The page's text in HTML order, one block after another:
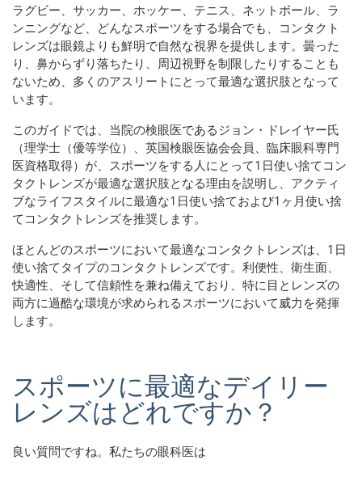
ラグビー、サッカー、ホッケー、テニス、ネットボール、ラ
ンニングなど、どんなスポーツをする場合でも、コンタクト
レンズは眼鏡よりも鮮明で自然な視界を提供します。曇った
り、鼻からずり落ちたり、周辺視野を制限したりすることも
ないため、多くのアスリートにとって最適な選択肢となって
います。
このガイドでは、当院の検眼医であるジョン・ドレイヤー氏
（理学士（優等学位）、英国検眼医協会会員、臨床眼科専門
医資格取得）が、スポーツをする人にとって1日使い捨てコン
タクトレンズが最適な選択肢となる理由を説明し、アクティ
ブなライフスタイルに最適な1日使い捨ておよび1ヶ月使い捨
てコンタクトレンズを推奨します。
ほとんどのスポーツにおいて最適なコンタクトレンズは、1日
使い捨てタイプのコンタクトレンズです。利便性、衛生面、
快適性、そして信頼性を兼ね備えており、特に目とレンズの
両方に過酷な環境が求められるスポーツにおいて威力を発揮
します。
スポーツに最適なデイリー
レンズはどれですか？
良い質問ですね。私たちの眼科医は